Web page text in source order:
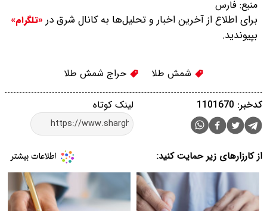
منبع: فارس
برای اطلاع از آخرین اخبار و تحلیل‌ها به کانال شرق در «تلگرام»
بپیوندید.
شمش طلا حراج شمش طلا
لینک کوتاه کدخبر: 1101670
از کارزارهای زیر حمایت کنید: